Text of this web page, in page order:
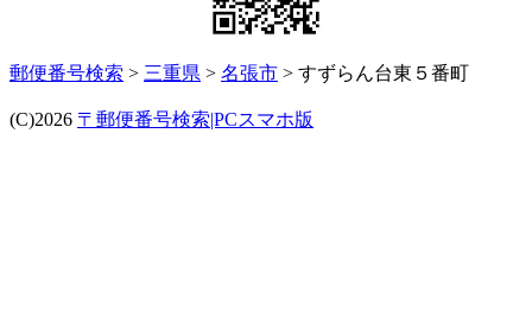
郵便番号検索 > 三重県 > 名張市 > すずらん台東５番町
(C)2026 〒郵便番号検索|PCスマホ版